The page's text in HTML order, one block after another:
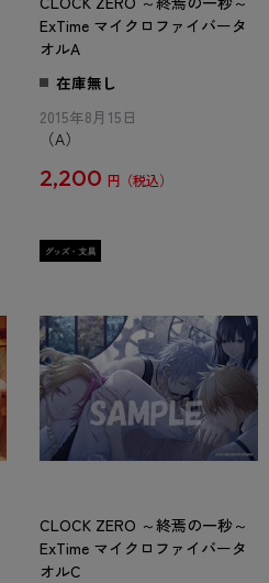
ExTime マイクロファイバータ
オルA
在庫無し
2015年8月15日
（A）
2,200 円
CLOCK ZERO ～終焉の一秒～
ExTime マイクロファイバータ
オルC